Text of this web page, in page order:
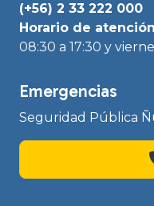
(+56) 2 33 222 000
Horario de
08:30 a 17:30 y
Emergencias
Seguridad Pública